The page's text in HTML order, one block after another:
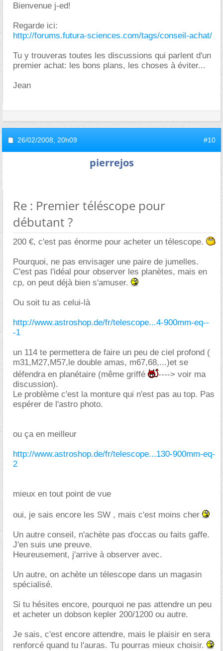
Bienvenue j-ed!
Regarde ici:
http://forums.futura-sciences.com/tags/conseil-achat/
Tu y trouveras toutes les discussions qui parlent d'un
premier achat: les bons plans, les choses à éviter...
Jean
26/02/2008, 20h09 #10
pierrejos
Re : Premier téléscope pour
débutant ?
200 €, c'est pas énorme pour acheter un télescope.
Pourquoi, ne pas envisager une paire de jumelles.
C'est pas l'idéal pour observer les planètes, mais en
cp, on peut déjà bien s'amuser.
Ou soit tu as celui-là
http://www.astroshop.de/fr/telescope...4-900mm-eq--
-1
un 114 te permettera de faire un peu de ciel profond (
m31,M27,M57,le double amas, m67,68,...)et se
défendra en planétaire (même griffé
----> voir ma
discussion).
Le problème c'est la monture qui n'est pas au top. Pas
espérer de l'astro photo.
ou ça en meilleur
http://www.astroshop.de/fr/telescope...130-900mm-eq-
2
mieux en tout point de vue
oui, je sais encore les SW , mais c'est moins cher
Un autre conseil, n'achète pas d'occas ou faits gaffe.
J'en suis une preuve.
Heureusement, j'arrive à observer avec.
Un autre, on achète un télescope dans un magasin
spécialisé.
Si tu hésites encore, pourquoi ne pas attendre un peu
et acheter un dobson kepler 200/1200 ou autre.
Je sais, c'est encore attendre, mais le plaisir en sera
renforcé quand tu l'auras. Tu pourras mieux choisir.